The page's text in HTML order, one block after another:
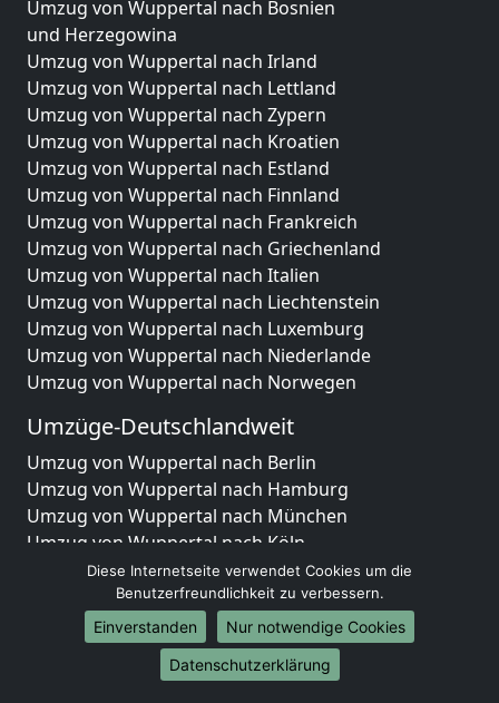
Umzug von Wuppertal nach Bosnien
und Herzegowina
Umzug von Wuppertal nach Irland
Umzug von Wuppertal nach Lettland
Umzug von Wuppertal nach Zypern
Umzug von Wuppertal nach Kroatien
Umzug von Wuppertal nach Estland
Umzug von Wuppertal nach Finnland
Umzug von Wuppertal nach Frankreich
Umzug von Wuppertal nach Griechenland
Umzug von Wuppertal nach Italien
Umzug von Wuppertal nach Liechtenstein
Umzug von Wuppertal nach Luxemburg
Umzug von Wuppertal nach Niederlande
Umzug von Wuppertal nach Norwegen
Umzüge-Deutschlandweit
Umzug von Wuppertal nach Berlin
Umzug von Wuppertal nach Hamburg
Umzug von Wuppertal nach München
Umzug von Wuppertal nach Köln
Umzug von Wuppertal nach Frankfurt am Main
Umzug von Wuppertal nach Stuttgart
Umzug von Wuppertal nach Düsseldorf
Umzug von Wuppertal nach Leipzig
Umzug von Wuppertal nach Dortmund
Diese Internetseite verwendet Cookies um die
Benutzerfreundlichkeit zu verbessern.
Einverstanden
Nur notwendige Cookies
Datenschutzerklärung